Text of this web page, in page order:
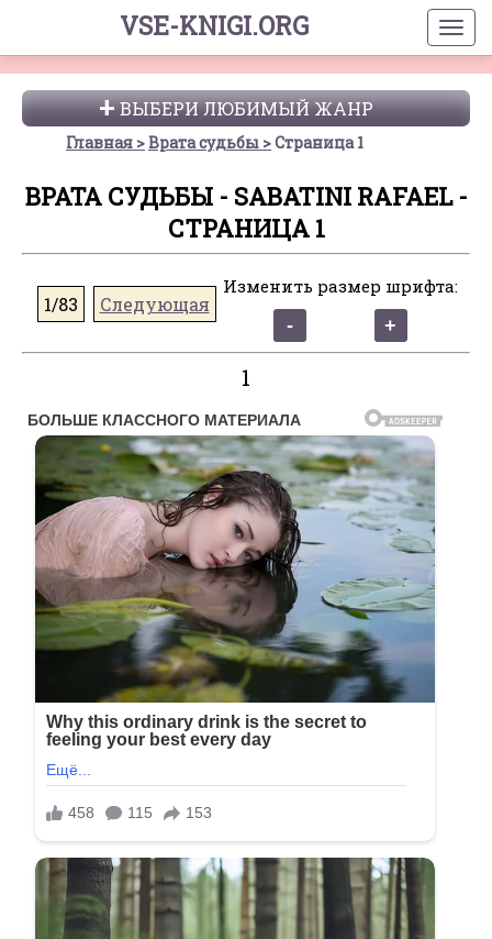
VSE-KNIGI.ORG
ВЫБЕРИ ЛЮБИМЫЙ ЖАНР
Главная Врата судьбы Страница 1
ВРАТА СУДЬБЫ - SABATINI RAFAEL -
СТРАНИЦА 1
1/83 Следующая
Изменить размер шрифта:
1